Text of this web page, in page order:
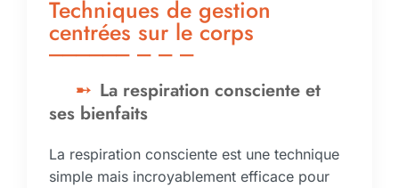
Techniques de gestion
centrées sur le corps
La respiration consciente et
ses bienfaits
La respiration consciente est une technique
simple mais incroyablement efficace pour